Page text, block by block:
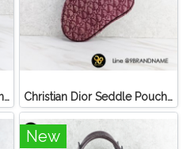
Long Champ 3D leather handbag Christian Dior Seddle Pouch Accessory Hand Bag
New